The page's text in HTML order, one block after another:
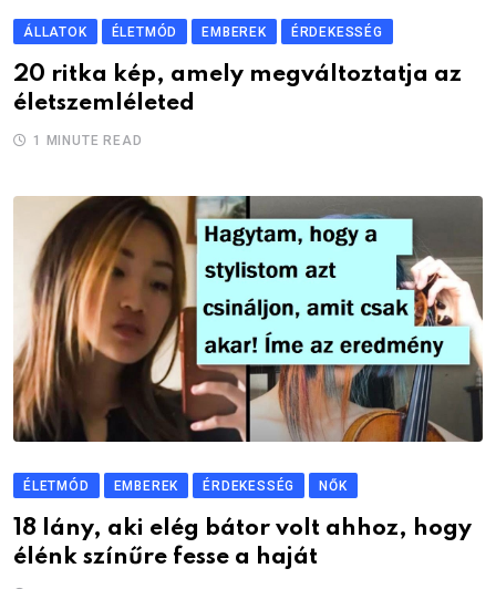
ÁLLATOK ÉLETMÓD EMBEREK ÉRDEKESSÉG
20 ritka kép, amely megváltoztatja az
életszemléleted
1 MINUTE READ
ÉLETMÓD EMBEREK ÉRDEKESSÉG NŐK
18 lány, aki elég bátor volt ahhoz, hogy
élénk színűre fesse a haját